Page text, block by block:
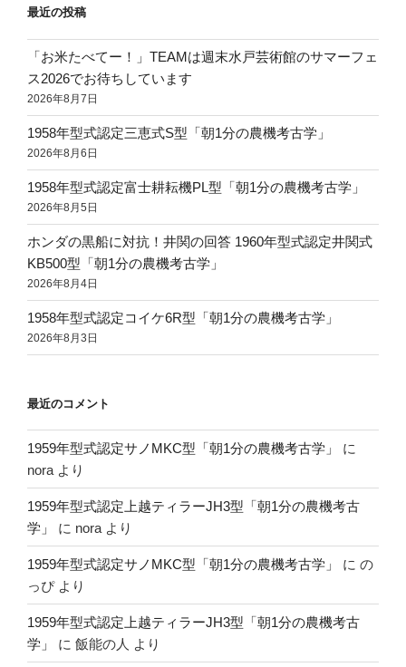
最近の投稿
「お米たべてー！」TEAMは週末水戸芸術館のサマーフェ
ス2026でお待ちしています
2026年8月7日
1958年型式認定三恵式S型「朝1分の農機考古学」
2026年8月6日
1958年型式認定富士耕耘機PL型「朝1分の農機考古学」
2026年8月5日
ホンダの黒船に対抗！井関の回答 1960年型式認定井関式
KB500型「朝1分の農機考古学」
2026年8月4日
1958年型式認定コイケ6R型「朝1分の農機考古学」
2026年8月3日
最近のコメント
1959年型式認定サノMKC型「朝1分の農機考古学」
に
nora より
1959年型式認定上越ティラーJH3型「朝1分の農機考古
学」
に nora より
1959年型式認定サノMKC型「朝1分の農機考古学」 に の
っぴより
1959年型式認定上越ティラーJH3型「朝1分の農機考古
学」
に 飯能の人 より